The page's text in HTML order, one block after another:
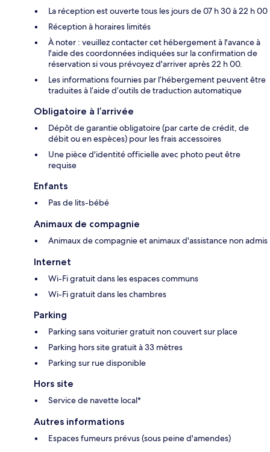
La réception est ouverte tous les jours de 07 h 30 à 22 h 00
Réception à horaires limités
À noter : veuillez contacter cet hébergement à l'avance à
l'aide des coordonnées indiquées sur la confirmation de
réservation si vous prévoyez d'arriver après 22 h 00.
Les informations fournies par l’hébergement peuvent être
traduites à l’aide d’outils de traduction automatique
Obligatoire à l’arrivée
Dépôt de garantie obligatoire (par carte de crédit, de
débit ou en espèces) pour les frais accessoires
Une pièce d'identité officielle avec photo peut être
requise
Enfants
Pas de lits-bébé
Animaux de compagnie
Animaux de compagnie et animaux d'assistance non admis
Internet
Wi-Fi gratuit dans les espaces communs
Wi-Fi gratuit dans les chambres
Parking
Parking sans voiturier gratuit non couvert sur place
Parking hors site gratuit à 33 mètres
Parking sur rue disponible
Hors site
Service de navette local*
Autres informations
Espaces fumeurs prévus (sous peine d'amendes)